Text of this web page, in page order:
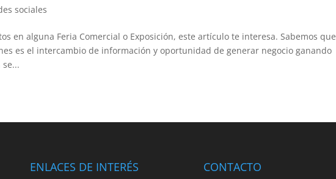
sociales
en alguna Feria Comercial o Exposición, este artículo te interesa. Sabemos que
es el intercambio de información y oportunidad de generar negocio ganando
ENLACES DE INTERÉS CONTACTO